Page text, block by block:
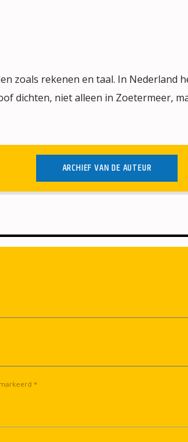
zoals rekenen en taal. In Nederland
dichten, niet alleen in Zoetermeer,
ARCHIEF VAN DE AUTEUR
*